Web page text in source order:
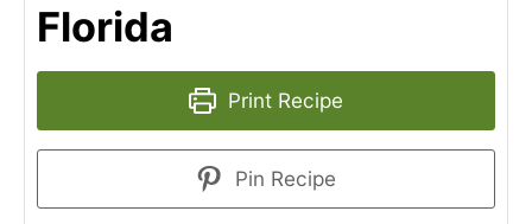
Florida
Print Recipe
Pin Recipe